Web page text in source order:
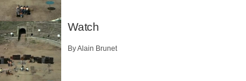
Watch
By Alain Brunet